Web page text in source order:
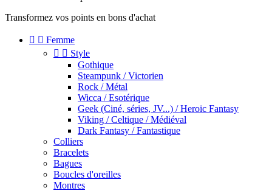
Transformez vos points en bons d'achat
  Femme
  Style
Gothique
Steampunk / Victorien
Rock / Métal
Wicca / Esotérique
Geek (Ciné, séries, JV...) / Heroic Fantasy
Viking / Celtique / Médiéval
Dark Fantasy / Fantastique
Colliers
Bracelets
Bagues
Boucles d'oreilles
Montres